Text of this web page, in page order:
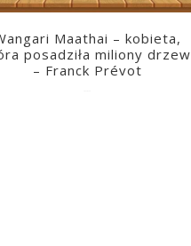
Maathai – kobieta,
posadziła miliony drzew
– Franck Prévot